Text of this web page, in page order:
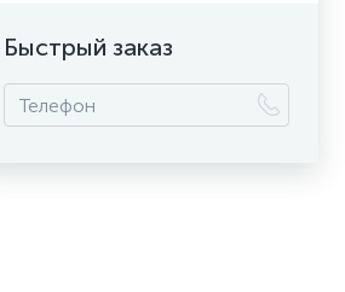
Быстрый заказ